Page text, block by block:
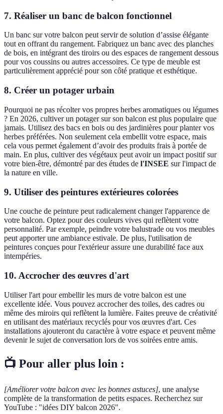
7. Réaliser un banc de balcon fonctionnel
Un banc sur votre balcon peut servir de solution d’assise élégante
tout en offrant du rangement. Fabriquez un banc avec des planches
de bois, en intégrant des tiroirs ou des espaces de rangement dessous
pour vos coussins ou autres accessoires. Ce type de meuble est
particulièrement apprécié pour son côté pratique et esthétique.
8. Créer un potager urbain
Pourquoi ne pas récolter vos propres herbes aromatiques ou légumes
? En 2026, cultiver un potager sur son balcon est plus populaire que
jamais. Utilisez des bacs en bois ou des jardinières pour planter vos
herbes préférées. Non seulement cela embellit votre espace, mais
cela vous permet également d’avoir des produits frais à portée de
main. En plus, cultiver des végétaux peut avoir un impact positif sur
votre bien-être, démontré par des études de l'INSEE sur l'impact de
la nature en ville.
9. Utiliser des peintures extérieures colorées
Une couche de peinture peut radicalement changer l'apparence de
votre balcon. Optez pour des couleurs vives qui reflètent votre
personnalité. Par exemple, peindre votre balustrade ou vos meubles
peut apporter une ambiance estivale. De plus, l'utilisation de
peintures conçues pour l'extérieur assure une durabilité face aux
intempéries.
10. Accrocher des œuvres d'art
Utiliser l'art pour embellir les murs de votre balcon est une
excellente idée. Vous pouvez accrocher des toiles, des cadres ou
même des miroirs qui reflètent la lumière. Faites preuve de créativité
en utilisant des matériaux recyclés pour vos œuvres d'art. Ces
installations ajouteront du caractère à votre espace et peuvent même
devenir le sujet de conversation lors de vos soirées entre amis.
📺 Pour aller plus loin :
[Améliorer votre balcon avec les bonnes astuces], une analyse
complète de la transformation de petits espaces. Recherchez sur
YouTube : "idées DIY balcon 2026".